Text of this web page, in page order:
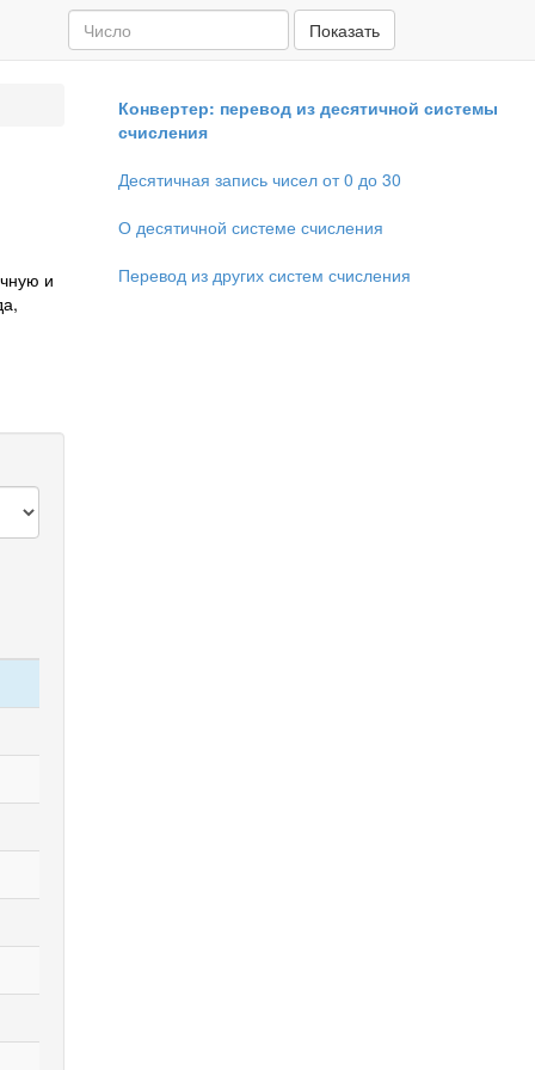
Показать
и
Конвертер: перевод из десятичной системы
счисления
Десятичная запись чисел от 0 до 30
О десятичной системе счисления
Перевод из других систем счисления